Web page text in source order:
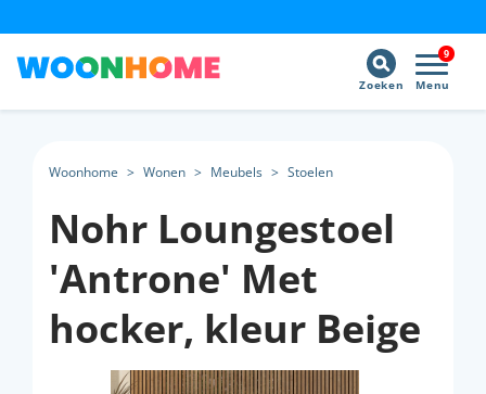
9
Menu
Zoeken
Woonhome > Wonen > Meubels > Stoelen
Nohr Loungestoel
'Antrone' Met
hocker, kleur Beige